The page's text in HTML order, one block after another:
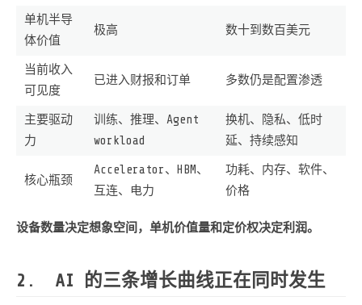
单机半导
体价值
极高 数十到数百美元
当前收入
可见度
已进入财报和订单 多数仍是配置渗透
主要驱动
力
训练、推理、Agent
workload
换机、隐私、低时
延、持续感知
核心瓶颈
Accelerator、HBM、
互连、电力
功耗、内存、软件、
价格
设备数量决定想象空间，单机价值量和定价权决定利润。
AI 的三条增长曲线正在同时发生